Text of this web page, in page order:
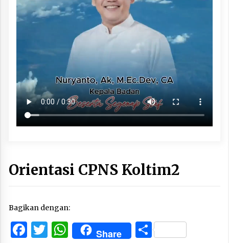
Orientasi CPNS Koltim2
Bagikan dengan:
Facebook
Twitter
WhatsApp
Share Share